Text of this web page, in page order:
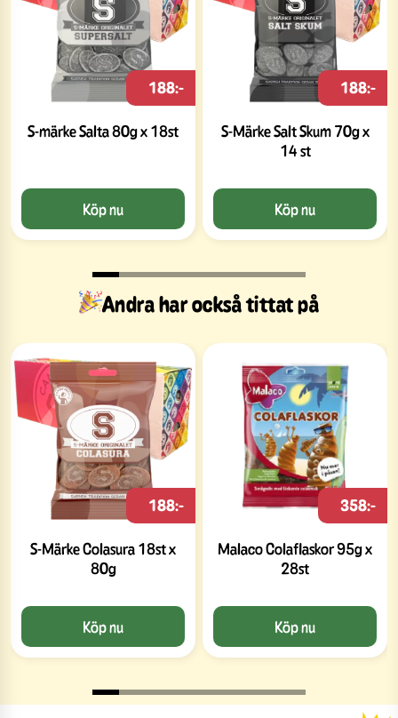
S-märke Salta 80g x 18st
188:-
Köp nu
S-Märke Salt Skum 70g x
14 st
188:-
Köp nu
Andra har också tittat på
S-Märke Colasura 18st x
80g
188:-
Köp nu
Malaco Colaflaskor 95g x
28st
358:-
Köp nu